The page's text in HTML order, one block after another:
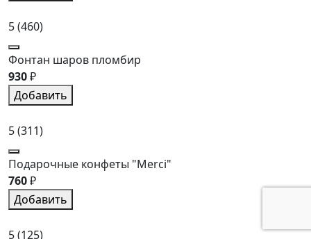
5(460)
Фонтан шаров пломбир
930₽
Добавить
5(311)
Подарочные конфеты "Merci"
760₽
Добавить
5(125)